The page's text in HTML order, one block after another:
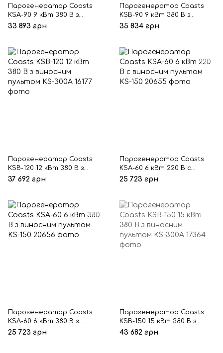
Парогенератор Coasts
KSA-90 9 кВт 380 В з
виносним пультом KS-150
33 893 грн
Парогенератор Coasts
KSB-90 9 кВт 380 В з
виносним пультом KS-
35 834 грн
Парогенератор Coasts
KSB-120 12 кВт 380 В з
виносним пультом KS-
37 692 грн
Парогенератор Coasts
KSA-60 6 кВт 220 В с
виносним пультом KS-150
25 723 грн
Парогенератор Coasts
KSA-60 6 кВт 380 В з
виносним пультом KS-150
25 723 грн
Парогенератор Coasts
KSB-150 15 кВт 380 В з
виносним пультом KS-
43 682 грн